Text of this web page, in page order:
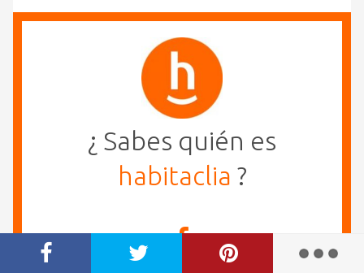
¿ Sabes quién es
habitaclia ?